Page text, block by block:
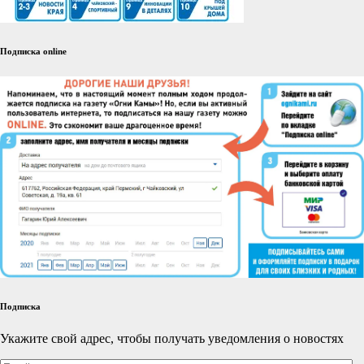
Подписка online
Подписка
Укажите свой адрес, чтобы получать уведомления о новостях